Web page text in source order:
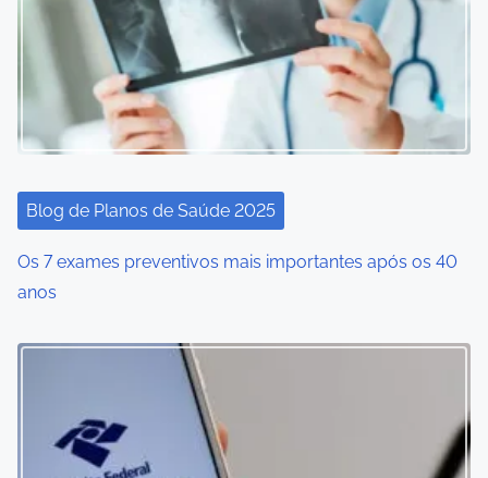
Blog de Planos de Saúde 2025
Os 7 exames preventivos mais importantes após os 40
anos